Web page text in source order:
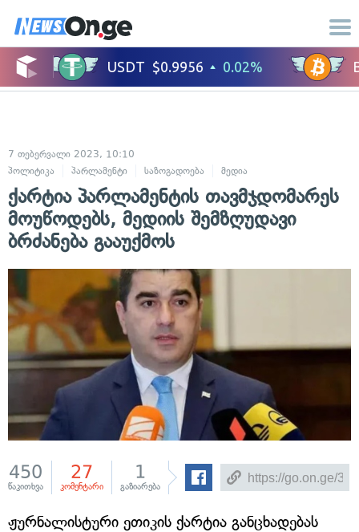
7 თებერვალი 2023, 10:10
პოლიტიკა
პარლამენტი საზოგადოება მედია
ქარტია პარლამენტის თავმჯდომარეს
მოუწოდებს, მედიის შემზღუდავი
ბრძანება გააუქმოს
450
წაკითხვა
27
კომენტარი
1
გაზიარება
ჟურნალისტური ეთიკის ქარტია განცხადებას